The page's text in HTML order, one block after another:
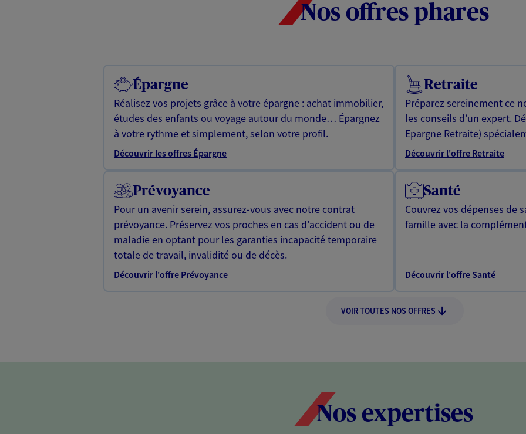
Nos offres phares
Épargne
Réalisez vos projets grâce à votre épargne : achat immobilier,
études des enfants ou voyage autour du monde… Épargnez
à votre rythme et simplement, selon votre profil.
Découvrir les offres Épargne
Retraite
Préparez sereinement ce
les conseils d'un expert.
Epargne Retraite)
Découvrir l'offre Retraite
Prévoyance
Pour un avenir serein, assurez-vous avec notre contrat
prévoyance. Préservez vos proches en cas d'accident ou de
maladie en optant pour les garanties incapacité temporaire
totale de travail, invalidité ou de décès.
Découvrir l'offre Prévoyance
Santé
Couvrez vos dépenses de
famille avec la
Découvrir l'offre Santé
VOIR TOUTES NOS OFFRES
Nos expertises